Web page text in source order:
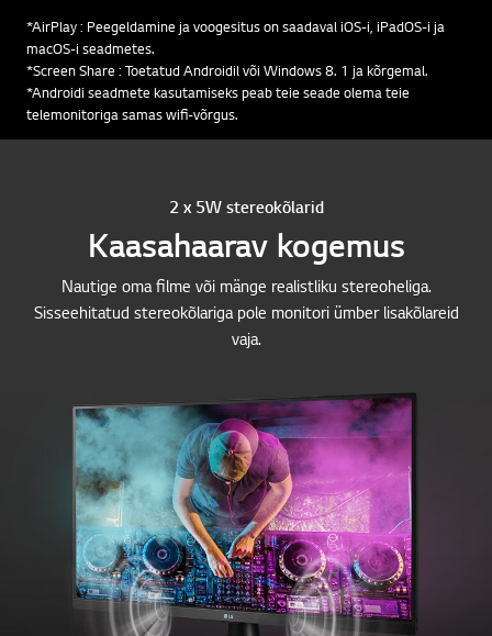
*AirPlay : Peegeldamine ja voogesitus on saadaval iOS-i, iPadOS-i ja
macOS-i seadmetes.
*Screen Share : Toetatud Androidil või Windows 8. 1 ja kõrgemal.
*Androidi seadmete kasutamiseks peab teie seade olema teie
telemonitoriga samas wifi-võrgus.
2 x 5W stereokõlarid
Kaasahaarav kogemus
Nautige oma filme või mänge realistliku stereoheliga.
Sisseehitatud stereokõlariga pole monitori ümber lisakõlareid
vaja.